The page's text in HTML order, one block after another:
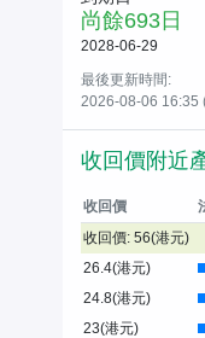
尚餘693日
2028-06-29
最後更新時間:
2026-08-06 16:35
收回價附近
收回價
收回價: 56(港元)
26.4(港元)
24.8(港元)
23(港元)